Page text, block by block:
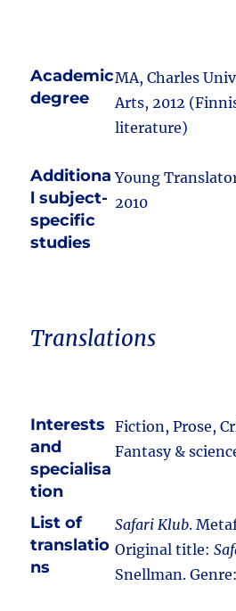
Academic
degree
MA, Charles
Arts, 2012
literature)
Additiona
l subject-
specific
studies
Young
2010
Translations
Interests
and
specialisa
tion
Fiction, Prose,
Fantasy &
List of
translatio
ns
Safari Klub.
Original title:
Snellman.